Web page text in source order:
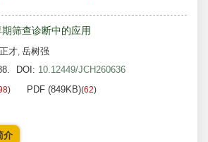
筛查诊断中的应用
才, 岳树强
DOI: 10.12449/JCH260636
) PDF (849KB)(62)
介